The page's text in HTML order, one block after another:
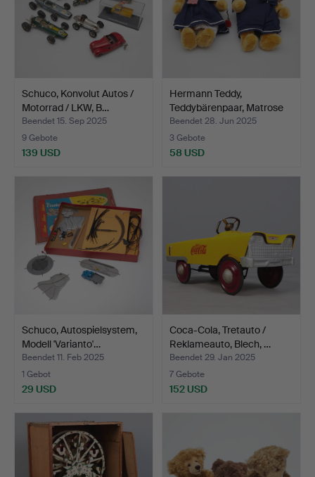
Schuco, Konvolut Autos /
Motorrad / LKW, B…
Beendet 15. Sep 2025
9 Gebote
139 USD
Hermann Teddy,
Teddybärenpaar, Matrose
und…
Beendet 28. Jun 2025
3 Gebote
58 USD
Schuco, Autospielsystem,
Modell 'Varianto'…
Beendet 11. Feb 2025
1 Gebot
29 USD
Coca-Cola, Tretauto /
Reklameauto, Blech, …
Beendet 29. Jan 2025
7 Gebote
152 USD